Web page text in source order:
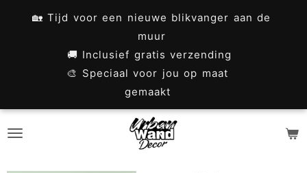
🏡 Tijd voor een nieuwe blikvanger aan de
muur
🚚 Inclusief gratis verzending
🎨 Speciaal voor jou op maat
gemaakt